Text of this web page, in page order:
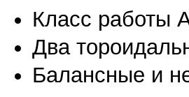
Класс работы
Два
Балансные и